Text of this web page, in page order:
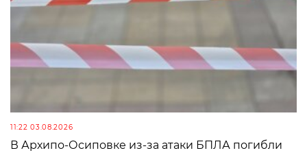
11:22 03.08.2026
В Архипо-Осиповке из-за атаки БПЛА погибли